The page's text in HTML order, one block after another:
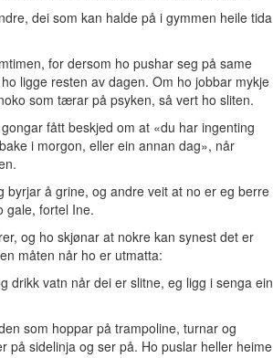
dei som kan halde på i gymmen heile tida
for dersom ho pushar seg på same
ligge resten av dagen. Om ho jobbar mykje
som tærar på psyken, så vert ho sliten.
fått beskjed om at «du har ingenting
i morgon, eller ein annan dag», når
byrjar å grine, og andre veit at no er eg berre
gale, fortel Ine.
og ho skjønar at nokre kan synest det er
måten når ho er utmatta:
drikk vatn når dei er slitne, eg ligg i senga ein
som hoppar på trampoline, turnar og
på sidelinja og ser på. Ho puslar heller heime